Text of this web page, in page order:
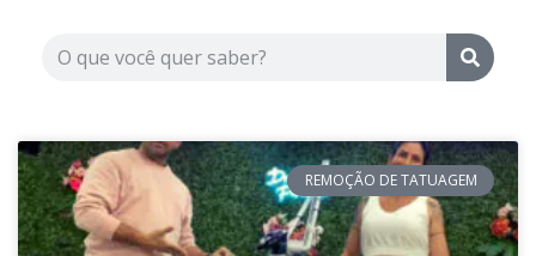
REMOÇÃO DE TATUAGEM